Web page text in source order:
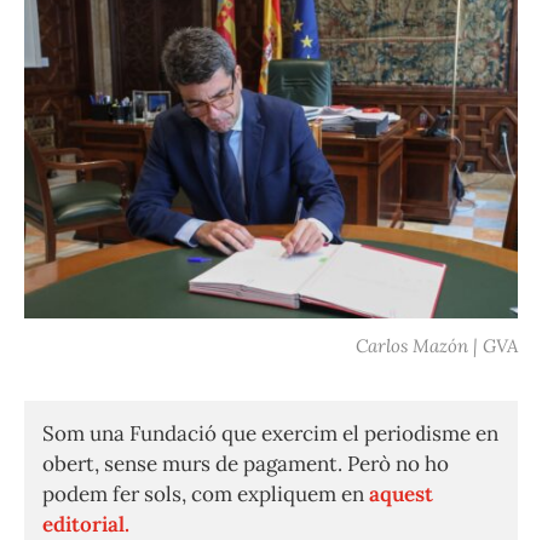
Carlos Mazón | GVA
Som una Fundació que exercim el periodisme en
obert, sense murs de pagament. Però no ho
podem fer sols, com expliquem enaquest
editorial.